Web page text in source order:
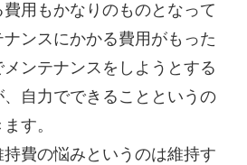
用もかなりのものとなって
ンスにかかる費用がもった
ンテナンスをしようとする
自力でできることというの
す。
費の悩みというのは維持す